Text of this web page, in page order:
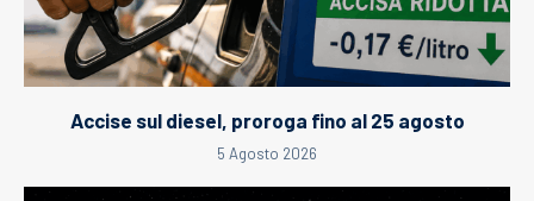
Accise sul diesel, proroga fino al 25 agosto
5 Agosto 2026